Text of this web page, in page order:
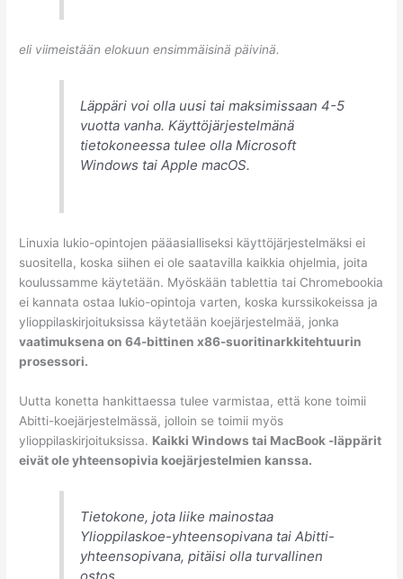
eli viimeistään elokuun ensimmäisinä päivinä.
Läppäri voi olla uusi tai maksimissaan 4-5
vuotta vanha. Käyttöjärjestelmänä
tietokoneessa tulee olla Microsoft
Windows tai Apple macOS.
Linuxia lukio-opintojen pääasialliseksi käyttöjärjestelmäksi ei
suositella, koska siihen ei ole saatavilla kaikkia ohjelmia, joita
koulussamme käytetään. Myöskään tablettia tai Chromebookia
ei kannata ostaa lukio-opintoja varten, koska kurssikokeissa ja
ylioppilaskirjoituksissa käytetään koejärjestelmää, jonka
vaatimuksena on 64-bittinen x86-suoritinarkkitehtuurin
prosessori.
Uutta konetta hankittaessa tulee varmistaa, että kone toimii
Abitti-koejärjestelmässä, jolloin se toimii myös
ylioppilaskirjoituksissa. Kaikki Windows tai MacBook -läppärit
eivät ole yhteensopivia koejärjestelmien kanssa.
Tietokone, jota liike mainostaa
Ylioppilaskoe-yhteensopivana tai Abitti-
yhteensopivana, pitäisi olla turvallinen